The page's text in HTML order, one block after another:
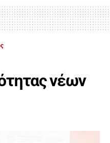
νέων